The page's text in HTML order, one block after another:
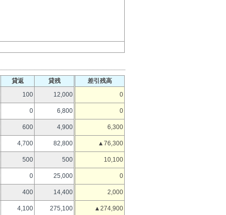
貸返 貸残 差引残高
100 12,000 0
0 6,800 0
600 4,900 6,300
4,700 82,800 ▲76,300
500 500 10,100
0 25,000 0
400 14,400 2,000
4,100 275,100 ▲274,900